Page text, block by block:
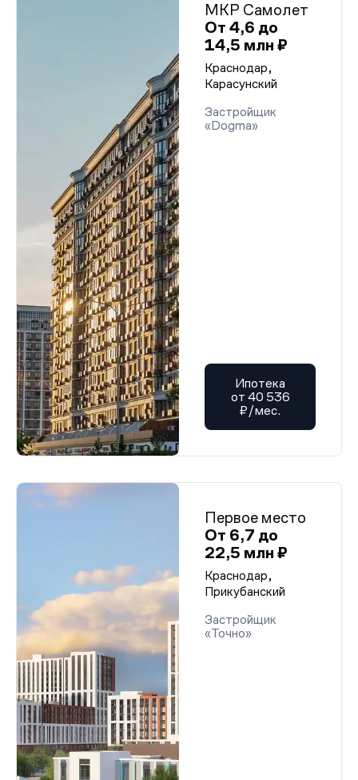
МКР Самолет
От 4,6 до
14,5 млн ₽
Краснодар,
Карасунский
Застройщик
«Dogma»
Ипотека
от 40 536
₽/мес.
Первое место
От 6,7 до
22,5 млн ₽
Краснодар,
Прикубанский
Застройщик
«Точно»